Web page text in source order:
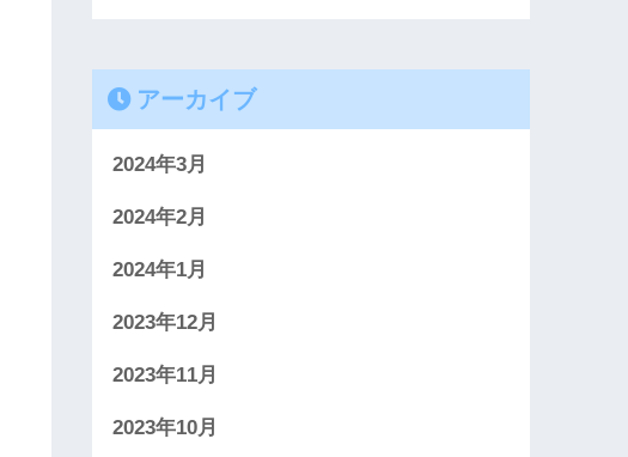
アーカイブ
2024年3月
2024年2月
2024年1月
2023年12月
2023年11月
2023年10月